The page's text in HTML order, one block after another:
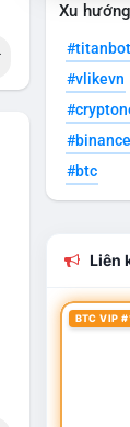
Xu
#titanbot
#vlikevn
#btc
Liên
BTC VIP